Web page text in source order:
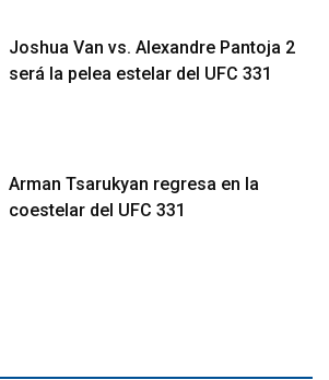
Joshua Van vs. Alexandre Pantoja 2
será la pelea estelar del UFC 331
Arman Tsarukyan regresa en la
coestelar del UFC 331